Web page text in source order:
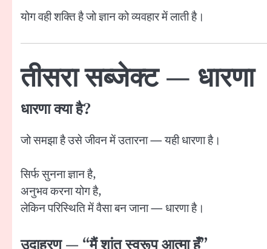
योग वही शक्ति है जो ज्ञान को व्यवहार में लाती है।
तीसरा सब्जेक्ट — धारणा
धारणा क्या है?
जो समझा है उसे जीवन में उतारना — यही धारणा है।
सिर्फ सुनना ज्ञान है,
अनुभव करना योग है,
लेकिन परिस्थिति में वैसा बन जाना — धारणा है।
उदाहरण — “मैं शांत स्वरूप आत्मा हूँ”